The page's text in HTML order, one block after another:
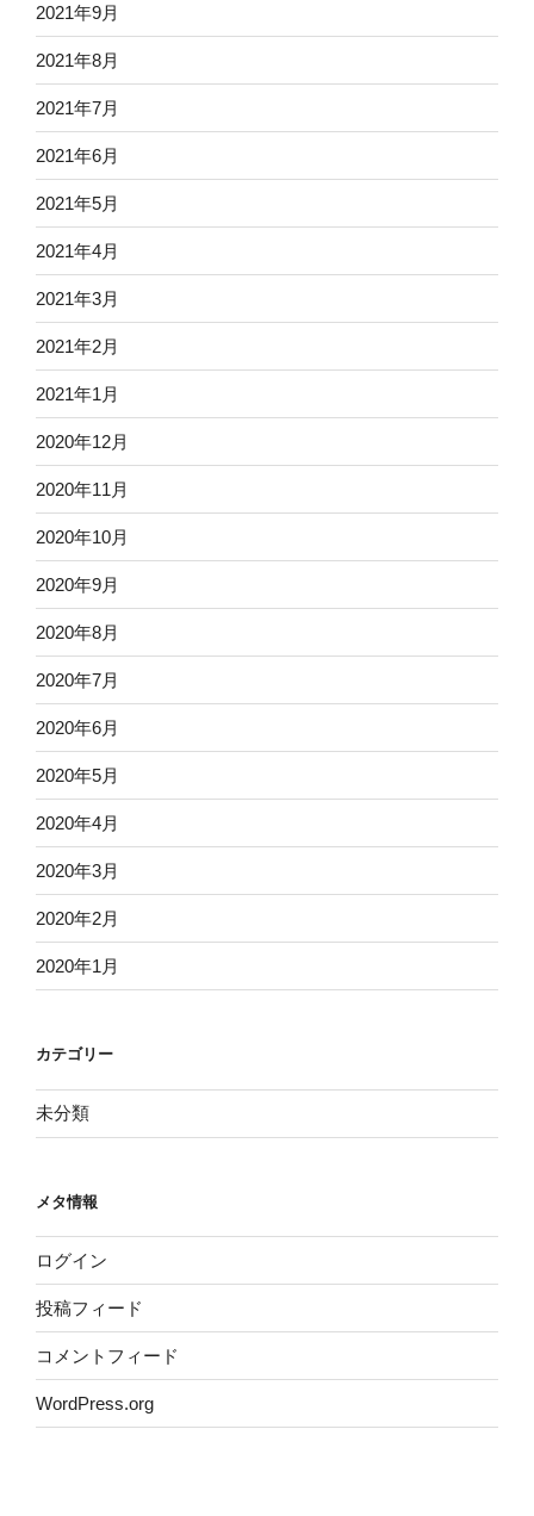
2021年9月
2021年8月
2021年7月
2021年6月
2021年5月
2021年4月
2021年3月
2021年2月
2021年1月
2020年12月
2020年11月
2020年10月
2020年9月
2020年8月
2020年7月
2020年6月
2020年5月
2020年4月
2020年3月
2020年2月
2020年1月
カテゴリー
未分類
メタ情報
ログイン
投稿フィード
コメントフィード
WordPress.org